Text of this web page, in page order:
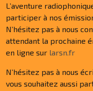
L’aventure
participer à nos
N’hésitez pas à nous
attendant la prochaine
en ligne sur larsn.fr
N’hésitez pas à nous
vous souhaitez aussi